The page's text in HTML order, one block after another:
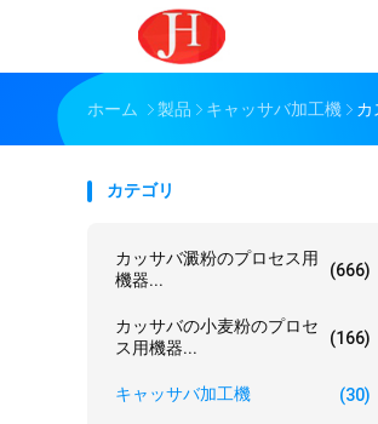
ホーム 製品 キャッサバ加工機 カ
カテゴリ
カッサバ澱粉のプロセス用
機器...
(666)
カッサバの小麦粉のプロセ
ス用機器...
(166)
キャッサバ加工機 (30)